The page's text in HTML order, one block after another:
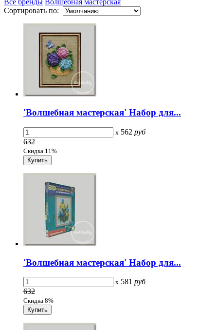
Сортировать по:
'Волшебная мастерская' Набор для...
x 562 руб
632
Скидка 11%
'Волшебная мастерская' Набор для...
x 581 руб
632
Скидка 8%